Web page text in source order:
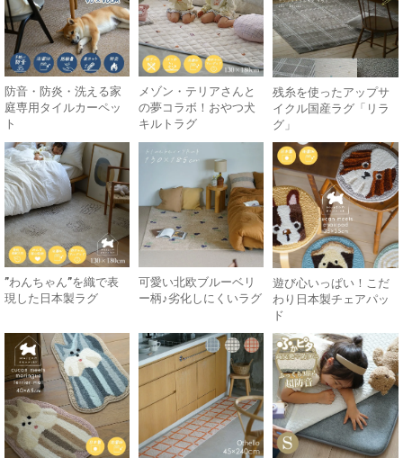
防音・防炎・洗える家
庭専用タイルカーペッ
ト
メゾン・テリアさんと
の夢コラボ！おやつ犬
キルトラグ
残糸を使ったアップサ
イクル国産ラグ「リラ
グ」
”わんちゃん”を織で表
現した日本製ラグ
可愛い北欧ブルーベリ
ー柄♪劣化しにくいラグ
遊び心いっぱい！こだ
わり日本製チェアパッ
ド